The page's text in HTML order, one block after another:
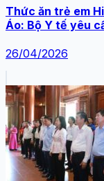
Thức ăn trẻ em
Áo: Bộ Y tế yêu
26/04/2026